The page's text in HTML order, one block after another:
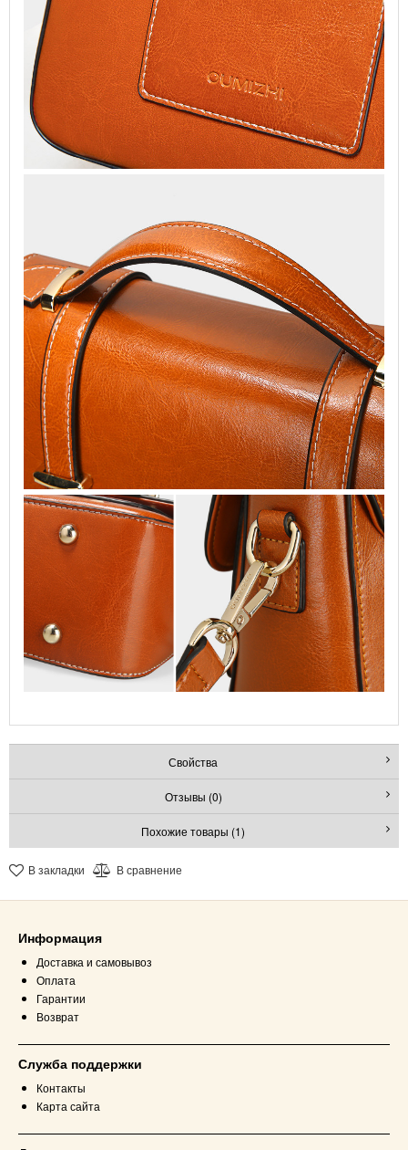
Свойства
Отзывы (0)
Похожие товары (1)
В закладки В сравнение
Информация
Доставка и самовывоз
Оплата
Гарантии
Возврат
Служба поддержки
Контакты
Карта сайта